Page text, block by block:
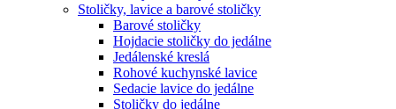
Stoličky, lavice a barové stoličky
Barové stoličky
Hojdacie stoličky do jedálne
Jedálenské kreslá
Rohové kuchynské lavice
Sedacie lavice do jedálne
Stoličky do jedálne